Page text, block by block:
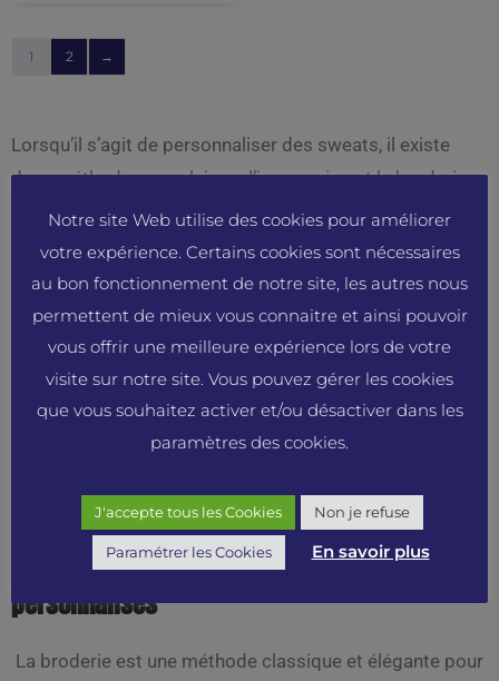
1 2 →
Lorsqu’il s’agit de personnaliser des sweats, il existe
deux méthodes populaires : l’impression et la broderie.
Les sweats personnalisés offrent une opportunité
unique de faire une déclaration de style ou de
promouvoir une marque. Que vous soyez un étudiant
cherchant à montrer votre esprit d’équipe ou un
entrepreneur souhaitant renforcer la visibilité de votre
entreprise, il est important de comprendre les avantages
de chaque méthode. Dans cet article, nous explorerons
les différences entre l’impression et la broderie sur les
avantages respectifs.
Avantages de la broderie sur les sweats
personnalisés
La broderie est une méthode classique et élégante pour
Notre site Web utilise des cookies pour améliorer
votre expérience. Certains cookies sont nécessaires
au bon fonctionnement de notre site, les autres nous
permettent de mieux vous connaitre et ainsi pouvoir
vous offrir une meilleure expérience lors de votre
visite sur notre site. Vous pouvez gérer les cookies
que vous souhaitez activer et/ou désactiver dans les
paramètres des cookies.
J'accepte tous les Cookies Non je refuse
Paramétrer les Cookies En savoir plus